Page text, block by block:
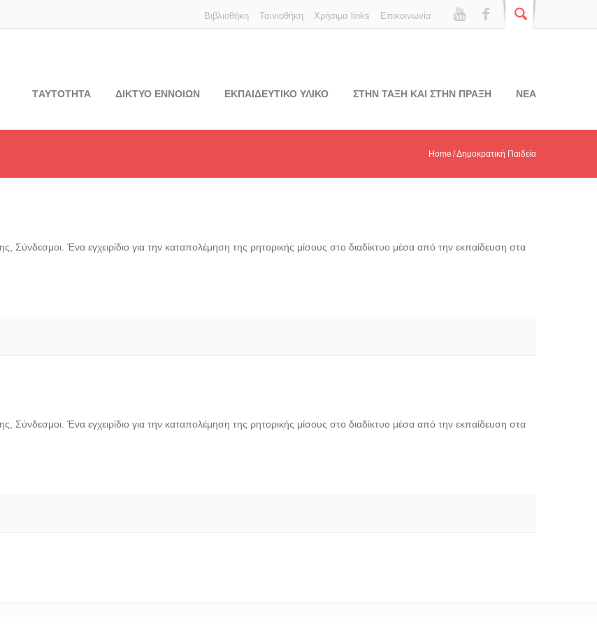
Επικοινωνία
Χρήσιμα links
Ταινιοθήκη
Βιβλιοθήκη
TΑΥΤΟΤΗΤΑ ΔΙΚΤΥΟ ΕΝΝΟΙΩΝ ΕΚΠΑΙΔΕΥΤΙΚΟ ΥΛΙΚΟ ΣΤΗΝ ΤΑΞΗ ΚΑΙ ΣΤΗΝ ΠΡΑΞΗ ΝΕΑ
Home Δημοκρατική Παιδεία
Ένα εγχειρίδιο για την καταπολέμηση της ρητορικής μίσους στο διαδίκτυο μέσα από την εκπαίδευση στα
Ένα εγχειρίδιο για την καταπολέμηση της ρητορικής μίσους στο διαδίκτυο μέσα από την εκπαίδευση στα